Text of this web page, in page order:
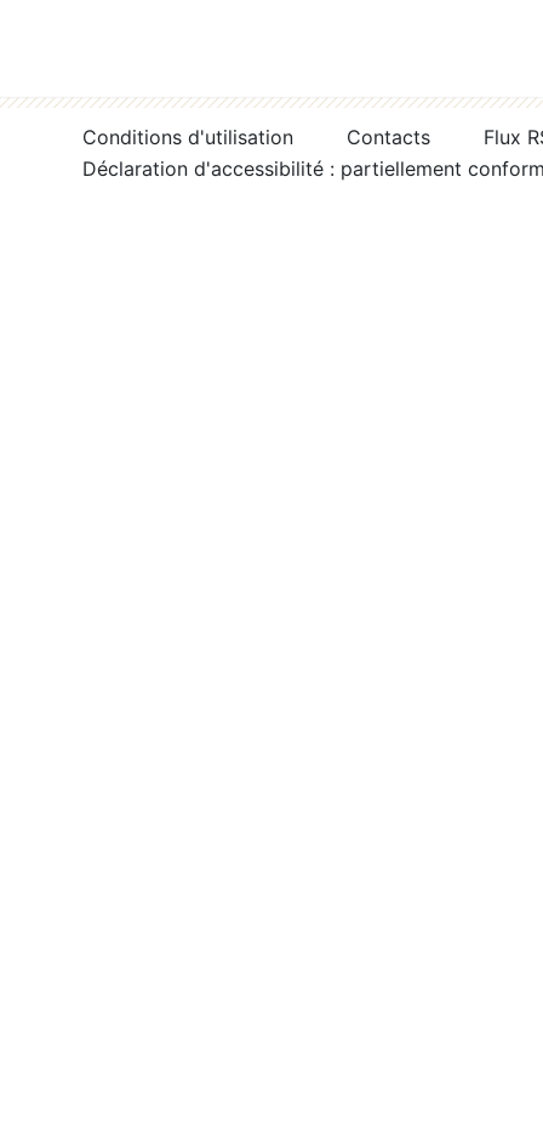
Conditions d'utilisation Contacts
Flux
Déclaration d'accessibilité : partiellement